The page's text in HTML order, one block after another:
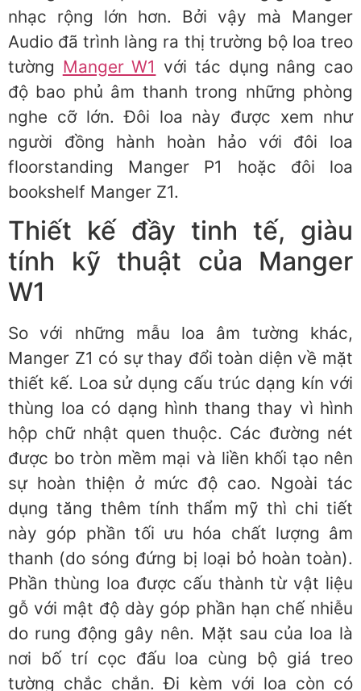
nhạc rộng lớn hơn. Bởi vậy mà Manger
Audio đã trình làng ra thị trường bộ loa treo
tường Manger W1 với tác dụng nâng cao
độ bao phủ âm thanh trong những phòng
nghe cỡ lớn. Đôi loa này được xem như
người đồng hành hoàn hảo với đôi loa
floorstanding Manger P1 hoặc đôi loa
bookshelf Manger Z1.
Thiết kế đầy tinh tế, giàu
tính kỹ thuật của Manger
W1
So với những mẫu loa âm tường khác,
Manger Z1 có sự thay đổi toàn diện về mặt
thiết kế. Loa sử dụng cấu trúc dạng kín với
thùng loa có dạng hình thang thay vì hình
hộp chữ nhật quen thuộc. Các đường nét
được bo tròn mềm mại và liền khối tạo nên
sự hoàn thiện ở mức độ cao. Ngoài tác
dụng tăng thêm tính thẩm mỹ thì chi tiết
này góp phần tối ưu hóa chất lượng âm
thanh (do sóng đứng bị loại bỏ hoàn toàn).
Phần thùng loa được cấu thành từ vật liệu
gỗ với mật độ dày góp phần hạn chế nhiễu
do rung động gây nên. Mặt sau của loa là
nơi bố trí cọc đấu loa cùng bộ giá treo
tường chắc chắn. Đi kèm với loa còn có